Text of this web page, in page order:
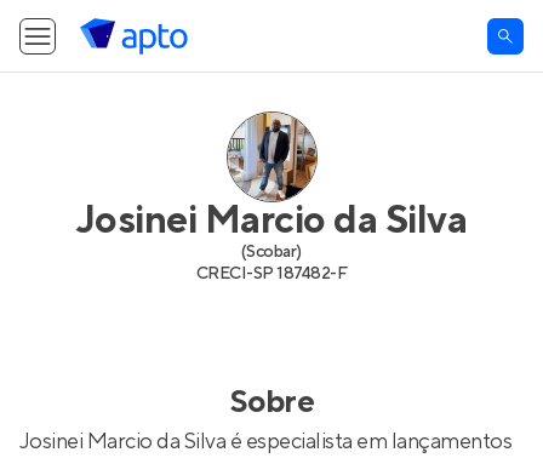
Josinei Marcio da Silva
(Scobar)
CRECI-SP 187482-F
Sobre
Josinei Marcio da Silva é especialista em lançamentos